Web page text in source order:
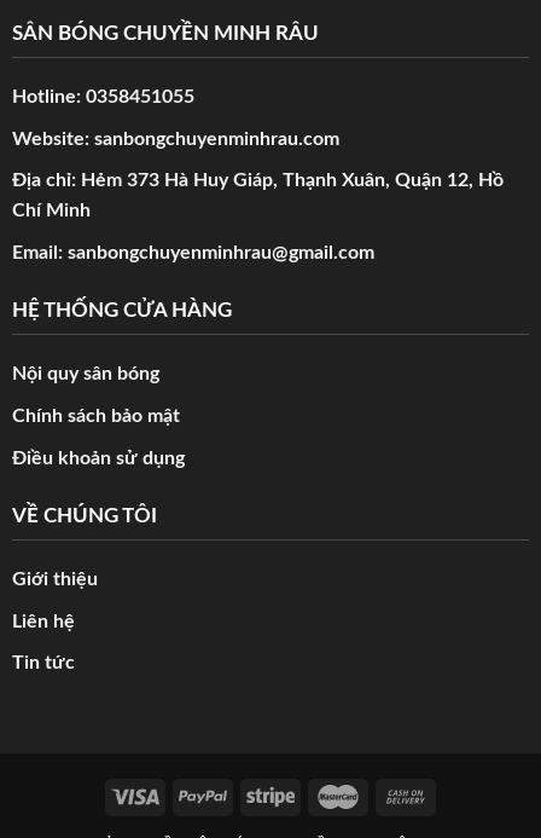
SÂN BÓNG CHUYỀN MINH RÂU
Hotline: 0358451055
Website: sanbongchuyenminhrau.com
Địa chỉ: Hẻm 373 Hà Huy Giáp, Thạnh Xuân, Quận 12, Hồ
Chí Minh
Email: sanbongchuyenminhrau@gmail.com
HỆ THỐNG CỬA HÀNG
Nội quy sân bóng
Chính sách bảo mật
Điều khoản sử dụng
VỀ CHÚNG TÔI
Giới thiệu
Liên hệ
Tin tức